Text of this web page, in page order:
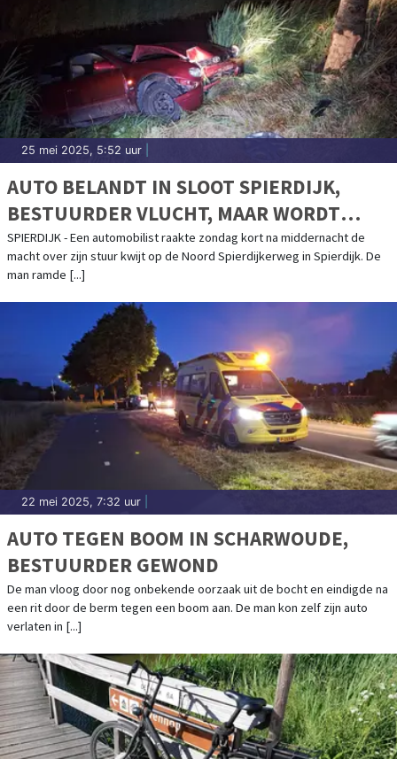
25 mei 2025, 5:52 uur
AUTO BELANDT IN SLOOT SPIERDIJK,
BESTUURDER VLUCHT, MAAR WORDT
TOCH AANGEHOUDEN
SPIERDIJK - Een automobilist raakte zondag kort na middernacht de
macht over zijn stuur kwijt op de Noord Spierdijkerweg in Spierdijk. De
man ramde [...]
22 mei 2025, 7:32 uur
AUTO TEGEN BOOM IN SCHARWOUDE,
BESTUURDER GEWOND
De man vloog door nog onbekende oorzaak uit de bocht en eindigde na
een rit door de berm tegen een boom aan. De man kon zelf zijn auto
verlaten in [...]